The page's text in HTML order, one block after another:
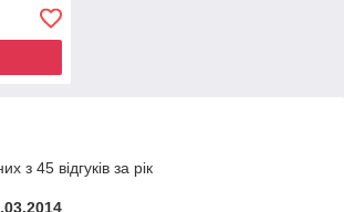
з 45 відгуків за рік